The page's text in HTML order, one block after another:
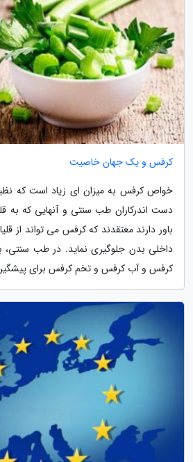
کرفس و یک جهان خاصیت
خواص کرفس به میزان ای زیاد است که
دست اندرکاران طب سنتی و آنهایی که به
باور دارند معتقدند که کرفس می تواند از
داخلی بدن جلوگیری نماید. در طب سنتی،
کرفس و آب کرفس و تخم کرفس برای